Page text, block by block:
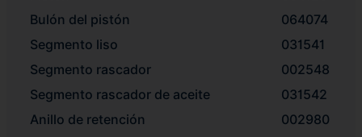
Bulón del pistón
064074
Segmento liso
031541
Segmento rascador
002548
Segmento rascador de aceite
031542
Anillo de retención
002980